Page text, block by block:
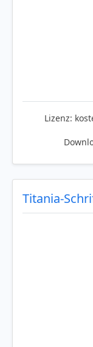
Lizenz:
Titania-